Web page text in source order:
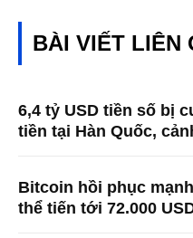
BÀI VIẾT LIÊN
6,4 tỷ USD tiền số bị
tiền tại Hàn Quốc,
Bitcoin hồi phục
thể tiến tới 72.000